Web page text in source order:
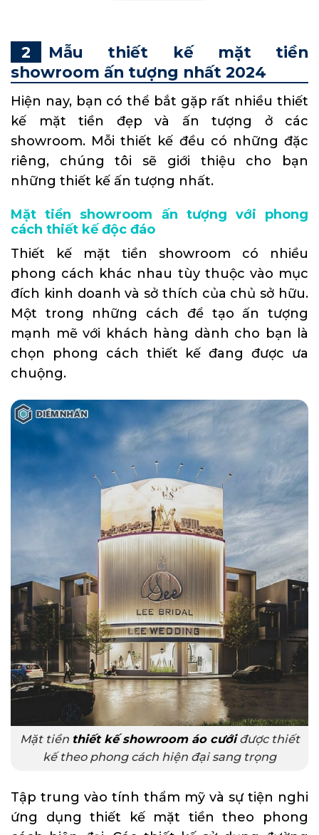
Mẫu thiết kế mặt tiền
showroom ấn tượng nhất 2024
Hiện nay, bạn có thể bắt gặp rất nhiều thiết
kế mặt tiền đẹp và ấn tượng ở các
showroom. Mỗi thiết kế đều có những đặc
riêng, chúng tôi sẽ giới thiệu cho bạn
những thiết kế ấn tượng nhất.
Mặt tiền showroom ấn tượng với phong
cách thiết kế độc đáo
Thiết kế mặt tiền showroom có nhiều
phong cách khác nhau tùy thuộc vào mục
đích kinh doanh và sở thích của chủ sở hữu.
Một trong những cách để tạo ấn tượng
mạnh mẽ với khách hàng dành cho bạn là
chọn phong cách thiết kế đang được ưa
chuộng.
Mặt tiền thiết kế showroom áo cướiđược thiết
kế theo phong cách hiện đại sang trọng
Tập trung vào tính thẩm mỹ và sự tiện nghi
ứng dụng thiết kế mặt tiền theo phong